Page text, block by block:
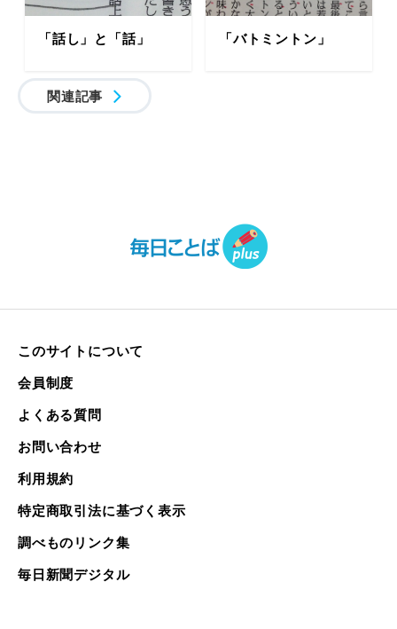
「話し」と「話」 「バトミントン」
関連記事
このサイトについて
会員制度
よくある質問
お問い合わせ
利用規約
特定商取引法に基づく表示
調べものリンク集
毎日新聞デジタル